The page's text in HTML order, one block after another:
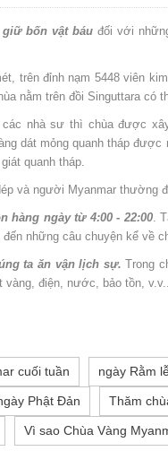
bốn vật báu đối với
trên đỉnh nạm 5448 viên
nằm trên đồi Singuttara có
các nhà sư thì chùa được
dát mỏng quanh tháp
quanh tháp.
và người Myanmar thường
hàng ngày từ 4:00 - 22:00.
những câu chuyện kể về
ta ăn vận lịch sự. Trong
vàng, điện, nước, bảo tồn,
cuối tuần ngày Rằm
Phật Đản Thăm
Vì sao Chùa Vàng